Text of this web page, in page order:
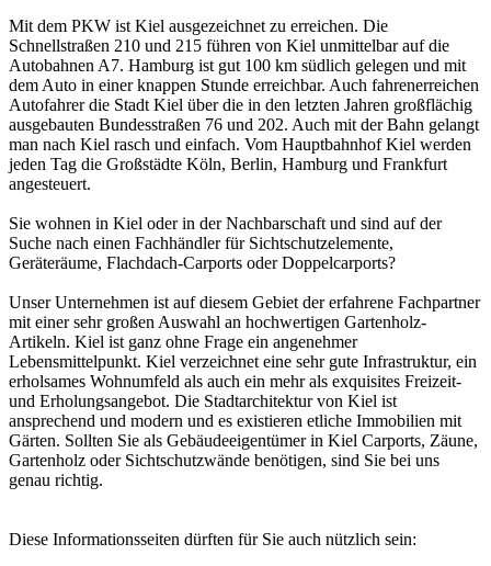
Mit dem PKW ist Kiel ausgezeichnet zu erreichen. Die
Schnellstraßen 210 und 215 führen von Kiel unmittelbar auf die
Autobahnen A7. Hamburg ist gut 100 km südlich gelegen und mit
dem Auto in einer knappen Stunde erreichbar. Auch fahrenerreichen
Autofahrer die Stadt Kiel über die in den letzten Jahren großflächig
ausgebauten Bundesstraßen 76 und 202. Auch mit der Bahn gelangt
man nach Kiel rasch und einfach. Vom Hauptbahnhof Kiel werden
jeden Tag die Großstädte Köln, Berlin, Hamburg und Frankfurt
angesteuert.
Sie wohnen in Kiel oder in der Nachbarschaft und sind auf der
Suche nach einen Fachhändler für Sichtschutzelemente,
Geräteräume, Flachdach-Carports oder Doppelcarports?
Unser Unternehmen ist auf diesem Gebiet der erfahrene Fachpartner
mit einer sehr großen Auswahl an hochwertigen Gartenholz-
Artikeln. Kiel ist ganz ohne Frage ein angenehmer
Lebensmittelpunkt. Kiel verzeichnet eine sehr gute Infrastruktur, ein
erholsames Wohnumfeld als auch ein mehr als exquisites Freizeit-
und Erholungsangebot. Die Stadtarchitektur von Kiel ist
ansprechend und modern und es existieren etliche Immobilien mit
Gärten. Sollten Sie als Gebäudeeigentümer in Kiel Carports, Zäune,
Gartenholz oder Sichtschutzwände benötigen, sind Sie bei uns
genau richtig.
Diese Informationsseiten dürften für Sie auch nützlich sein: